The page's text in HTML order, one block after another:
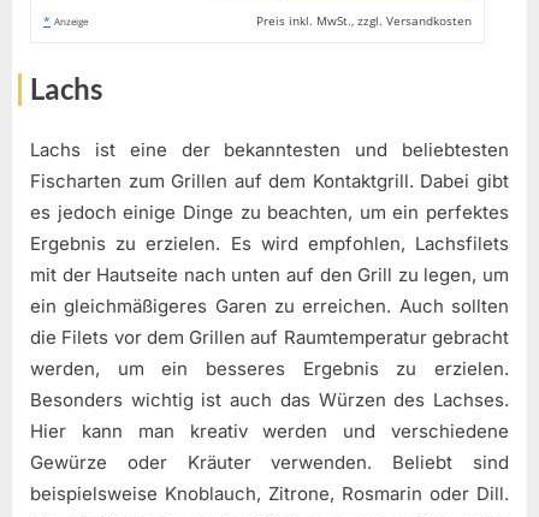
* Anzeige Preis inkl. MwSt., zzgl. Versandkosten
Lachs
Lachs ist eine der bekanntesten und beliebtesten
Fischarten zum Grillen auf dem Kontaktgrill. Dabei gibt
es jedoch einige Dinge zu beachten, um ein perfektes
Ergebnis zu erzielen. Es wird empfohlen, Lachsfilets
mit der Hautseite nach unten auf den Grill zu legen, um
ein gleichmäßigeres Garen zu erreichen. Auch sollten
die Filets vor dem Grillen auf Raumtemperatur gebracht
werden, um ein besseres Ergebnis zu erzielen.
Besonders wichtig ist auch das Würzen des Lachses.
Hier kann man kreativ werden und verschiedene
Gewürze oder Kräuter verwenden. Beliebt sind
beispielsweise Knoblauch, Zitrone, Rosmarin oder Dill.